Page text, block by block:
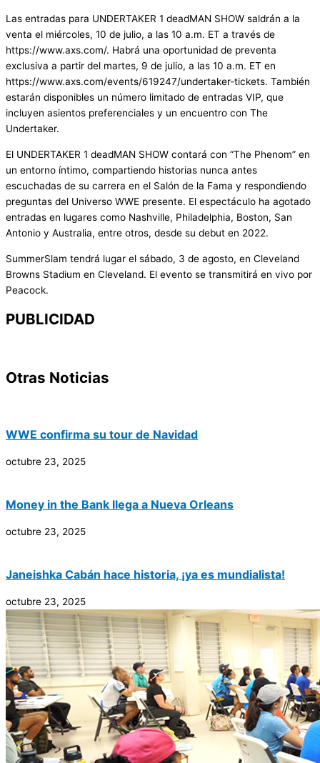
Las entradas para UNDERTAKER 1 deadMAN SHOW saldrán a la
venta el miércoles, 10 de julio, a las 10 a.m. ET a través de
https://www.axs.com/. Habrá una oportunidad de preventa
exclusiva a partir del martes, 9 de julio, a las 10 a.m. ET en
https://www.axs.com/events/619247/undertaker-tickets. También
estarán disponibles un número limitado de entradas VIP, que
incluyen asientos preferenciales y un encuentro con The
Undertaker.
El UNDERTAKER 1 deadMAN SHOW contará con “The Phenom” en
un entorno íntimo, compartiendo historias nunca antes
escuchadas de su carrera en el Salón de la Fama y respondiendo
preguntas del Universo WWE presente. El espectáculo ha agotado
entradas en lugares como Nashville, Philadelphia, Boston, San
Antonio y Australia, entre otros, desde su debut en 2022.
SummerSlam tendrá lugar el sábado, 3 de agosto, en Cleveland
Browns Stadium en Cleveland. El evento se transmitirá en vivo por
Peacock.
PUBLICIDAD
Otras Noticias
WWE confirma su tour de Navidad
octubre 23, 2025
Money in the Bank llega a Nueva Orleans
octubre 23, 2025
Janeishka Cabán hace historia, ¡ya es mundialista!
octubre 23, 2025